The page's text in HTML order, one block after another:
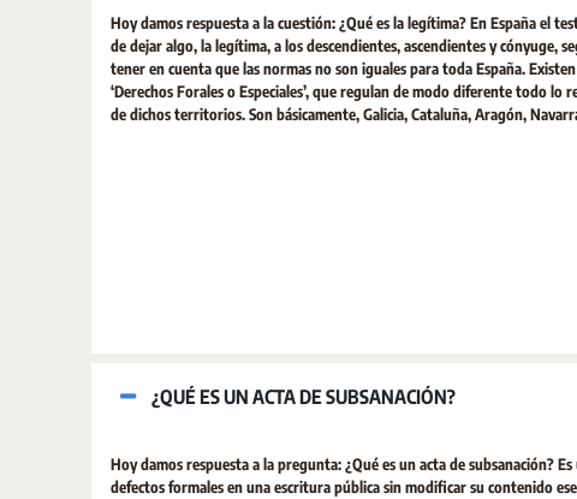
Hoy damos respuesta a la cuestión: ¿Qué es la legítima? En España el
de dejar algo, la legítima, a los descendientes, ascendientes y cónyuge,
tener en cuenta que las normas no son iguales para toda España.
‘Derechos Forales o Especiales’, que regulan de modo diferente todo
de dichos territorios. Son básicamente, Galicia, Cataluña, Aragón,
¿QUÉ ES UN ACTA DE SUBSANACIÓN?
Hoy damos respuesta a la pregunta: ¿Qué es un acta de subsanación?
defectos formales en una escritura pública sin modificar su contenido